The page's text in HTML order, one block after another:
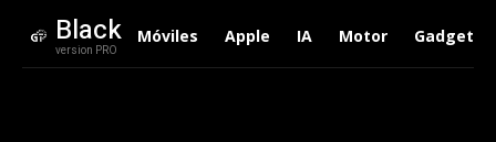
Black
version PRO
Móviles Apple IA Motor Gadgets